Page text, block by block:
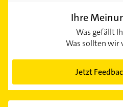
Ihre
Was gefällt
Was sollten wir
Jetzt